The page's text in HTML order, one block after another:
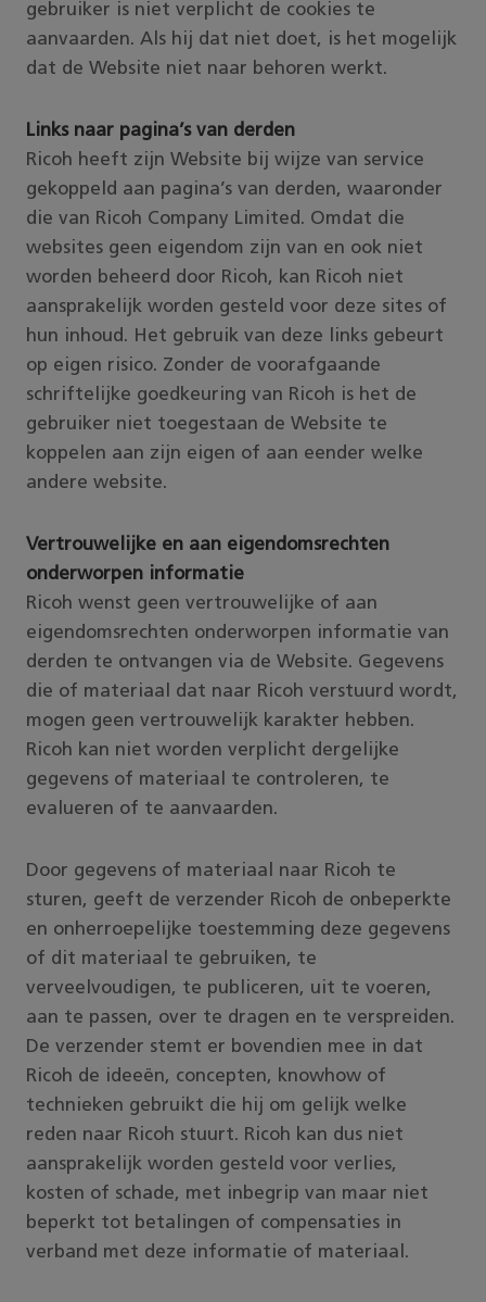
gebruiker is niet verplicht de cookies te
aanvaarden. Als hij dat niet doet, is het mogelijk
dat de Website niet naar behoren werkt.
Links naar pagina’s van derden
Ricoh heeft zijn Website bij wijze van service
gekoppeld aan pagina’s van derden, waaronder
die van Ricoh Company Limited. Omdat die
websites geen eigendom zijn van en ook niet
worden beheerd door Ricoh, kan Ricoh niet
aansprakelijk worden gesteld voor deze sites of
hun inhoud. Het gebruik van deze links gebeurt
op eigen risico. Zonder de voorafgaande
schriftelijke goedkeuring van Ricoh is het de
gebruiker niet toegestaan de Website te
koppelen aan zijn eigen of aan eender welke
andere website.
Vertrouwelijke en aan eigendomsrechten
onderworpen informatie
Ricoh wenst geen vertrouwelijke of aan
eigendomsrechten onderworpen informatie van
derden te ontvangen via de Website. Gegevens
die of materiaal dat naar Ricoh verstuurd wordt,
mogen geen vertrouwelijk karakter hebben.
Ricoh kan niet worden verplicht dergelijke
gegevens of materiaal te controleren, te
evalueren of te aanvaarden.
Door gegevens of materiaal naar Ricoh te
sturen, geeft de verzender Ricoh de onbeperkte
en onherroepelijke toestemming deze gegevens
of dit materiaal te gebruiken, te
verveelvoudigen, te publiceren, uit te voeren,
aan te passen, over te dragen en te verspreiden.
De verzender stemt er bovendien mee in dat
Ricoh de ideeën, concepten, knowhow of
technieken gebruikt die hij om gelijk welke
reden naar Ricoh stuurt. Ricoh kan dus niet
aansprakelijk worden gesteld voor verlies,
kosten of schade, met inbegrip van maar niet
beperkt tot betalingen of compensaties in
verband met deze informatie of materiaal.